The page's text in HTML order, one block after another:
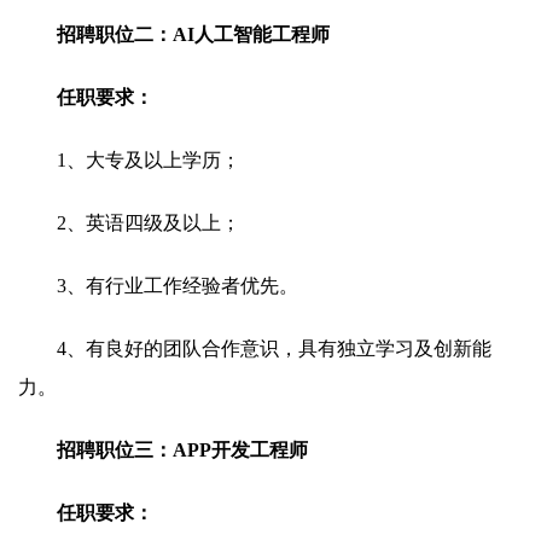
招聘职位二：AI人工智能工程师
任职要求：
1、大专及以上学历；
2、英语四级及以上；
3、有行业工作经验者优先。
4、有良好的团队合作意识，具有独立学习及创新能
力。
招聘职位三：APP开发工程师
任职要求：